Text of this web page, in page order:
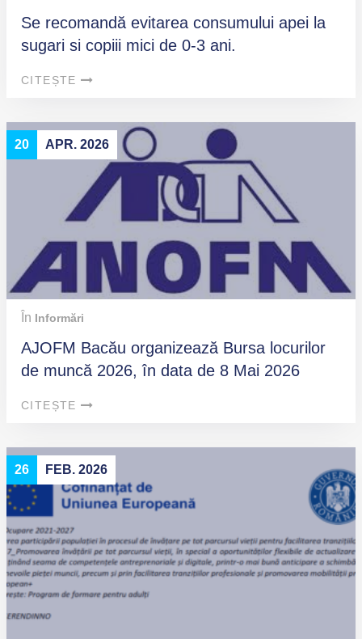
Se recomandă evitarea consumului apei la
sugari si copiii mici de 0-3 ani.
CITEȘTE
20 APR. 2026
În Informări
AJOFM Bacău organizează Bursa locurilor
de muncă 2026, în data de 8 Mai 2026
CITEȘTE
26 FEB. 2026